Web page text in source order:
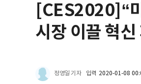
[CES2020]“
시장 이끌 혁신
정영일 기자 입력 2020-01-08